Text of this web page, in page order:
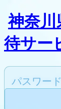
神奈川
待サー
パスワード